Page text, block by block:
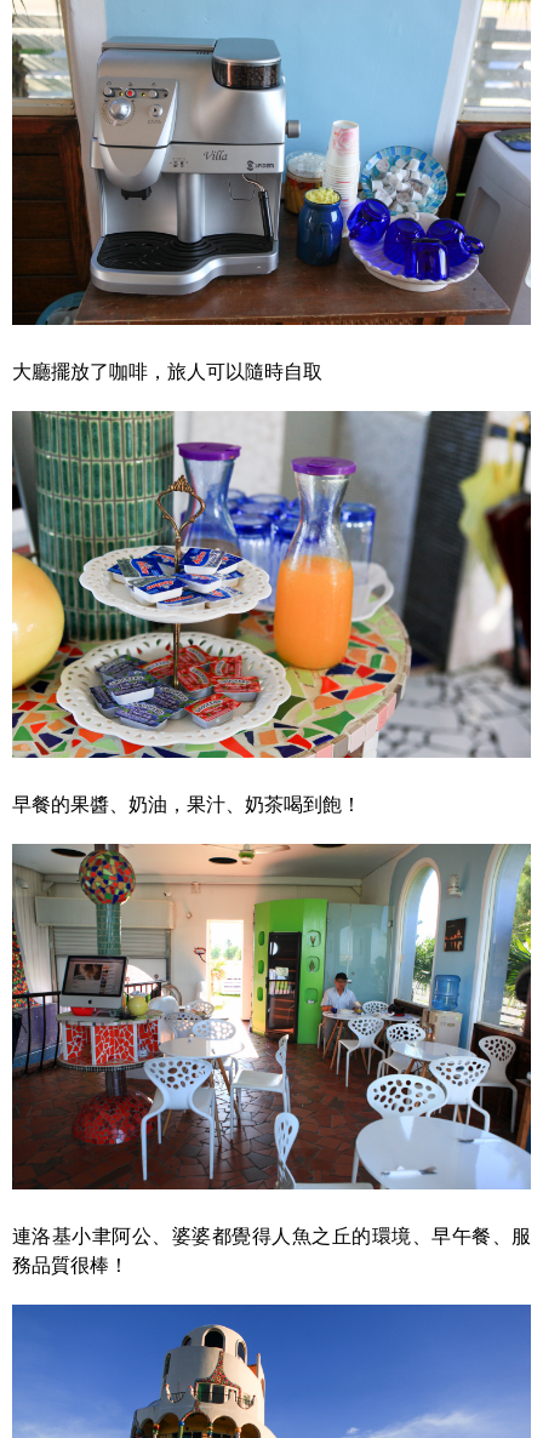
大廳擺放了咖啡，旅人可以隨時自取
早餐的果醬、奶油，果汁、奶茶喝到飽！
連洛基小聿阿公、婆婆都覺得人魚之丘的環境、早午餐、服
務品質很棒！